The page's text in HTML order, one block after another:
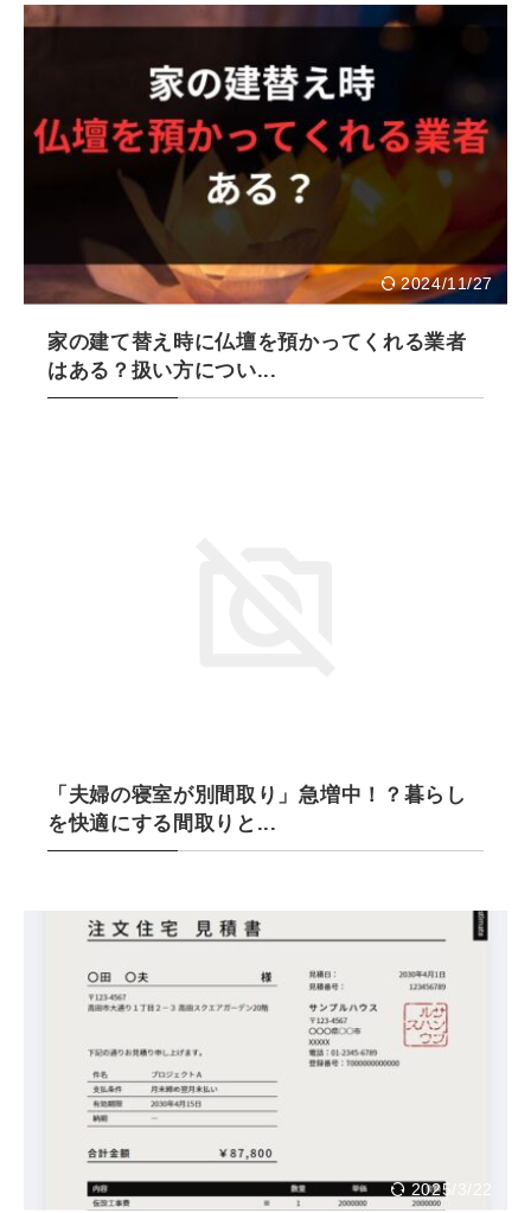
2024/11/27
家の建て替え時に仏壇を預かってくれる業者
はある？扱い方につい...
「夫婦の寝室が別間取り」急増中！？暮らし
を快適にする間取りと...
2025/3/22